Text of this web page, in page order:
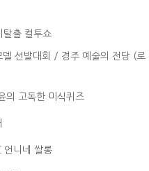
탈출 컬투쇼
델 선발대회 / 경주 예술의 전당 (로
의 고독한 미식퀴즈
언니네 쌀롱